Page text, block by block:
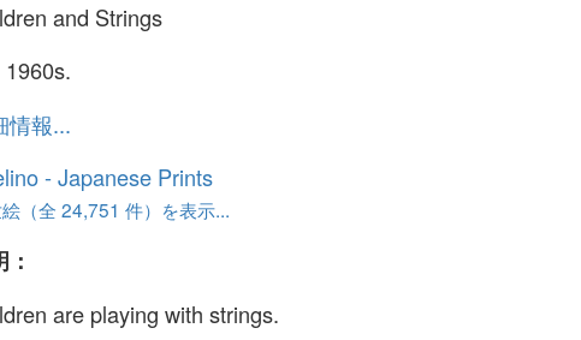
and Strings
1960s.
情報...
- Japanese Prints
（全 24,751 件）を表示...
are playing with strings.